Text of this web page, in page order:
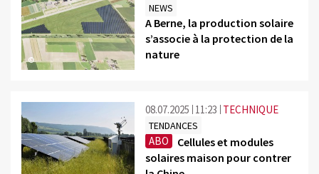
©
NEWS
A Berne, la production solaire
s’associe à la protection de la
nature
08.07.2025 11:23 TECHNIQUE
TENDANCES
ABO
Cellules et modules
solaires maison pour contrer